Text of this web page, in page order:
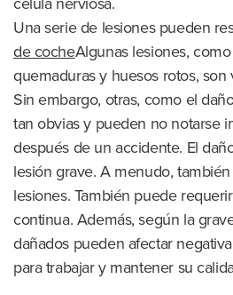
Una serie de lesiones pueden
de cocheAlgunas lesiones,
quemaduras y huesos rotos,
Sin embargo, otras, como el
tan obvias y pueden no notarse
después de un accidente. El
lesión grave. A menudo,
lesiones. También puede
continua. Además, según la
dañados pueden afectar
para trabajar y mantener su